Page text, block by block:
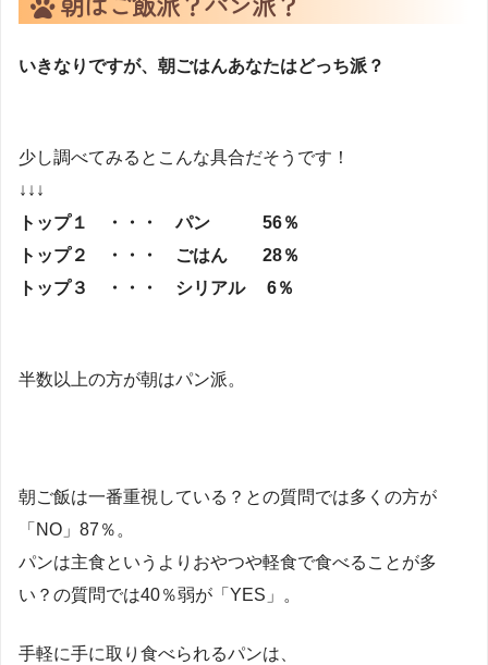
いきなりですが、朝ごはんあなたはどっち派？
少し調べてみるとこんな具合だそうです！
↓↓↓
トップ１ ・・・ パン 56％
トップ２ ・・・ ごはん 28％
トップ３ ・・・ シリアル 6％
半数以上の方が朝はパン派。
朝ご飯は一番重視している？との質問では多くの方が
「NO」87％。
パンは主食というよりおやつや軽食で食べることが多
い？の質問では40％弱が「YES」。
手軽に手に取り食べられるパンは、